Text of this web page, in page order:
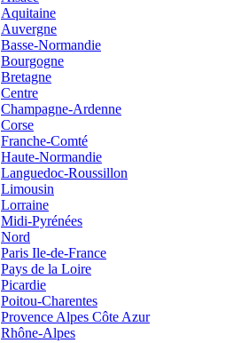
Aquitaine
Auvergne
Basse-Normandie
Bourgogne
Bretagne
Centre
Champagne-Ardenne
Corse
Franche-Comté
Haute-Normandie
Languedoc-Roussillon
Limousin
Lorraine
Midi-Pyrénées
Nord
Paris Ile-de-France
Pays de la Loire
Picardie
Poitou-Charentes
Provence Alpes Côte Azur
Rhône-Alpes